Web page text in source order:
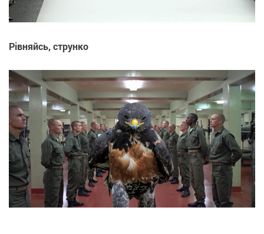
Рівняйсь, струнко